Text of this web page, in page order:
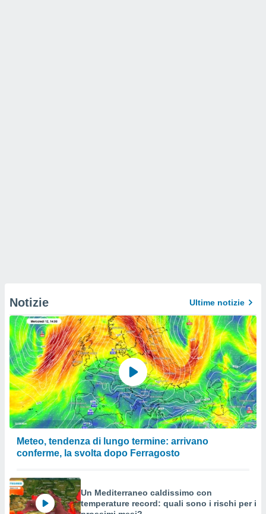
Notizie Ultime notizie
Meteo, tendenza di lungo termine: arrivano
conferme, la svolta dopo Ferragosto
Un Mediterraneo caldissimo con
temperature record: quali sono i rischi per i